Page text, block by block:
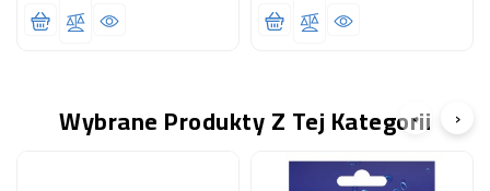
Wybrane Produkty Z Tej Kategorii
‹ ›